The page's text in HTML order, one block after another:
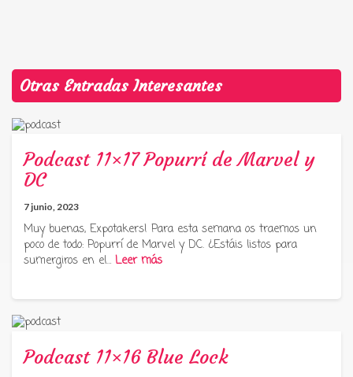
Otras Entradas Interesantes
Podcast 11×17 Popurrí de Marvel y
DC
7 junio, 2023
Muy buenas, Expotakers! Para esta semana os traemos un
poco de todo: Popurrí de Marvel y DC. ¿Estáis listos para
sumergiros en el… Leer más
Podcast 11×16 Blue Lock